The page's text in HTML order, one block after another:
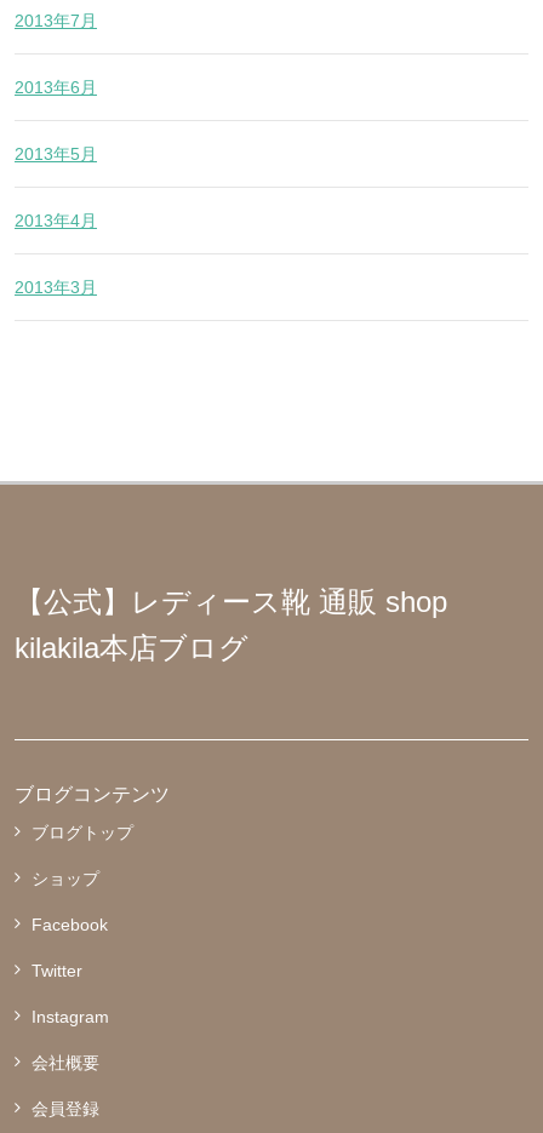
2013年7月
2013年6月
2013年5月
2013年4月
2013年3月
【公式】レディース靴 通販 shop
kilakila本店ブログ
ブログコンテンツ
ブログトップ
ショップ
Facebook
Twitter
Instagram
会社概要
会員登録